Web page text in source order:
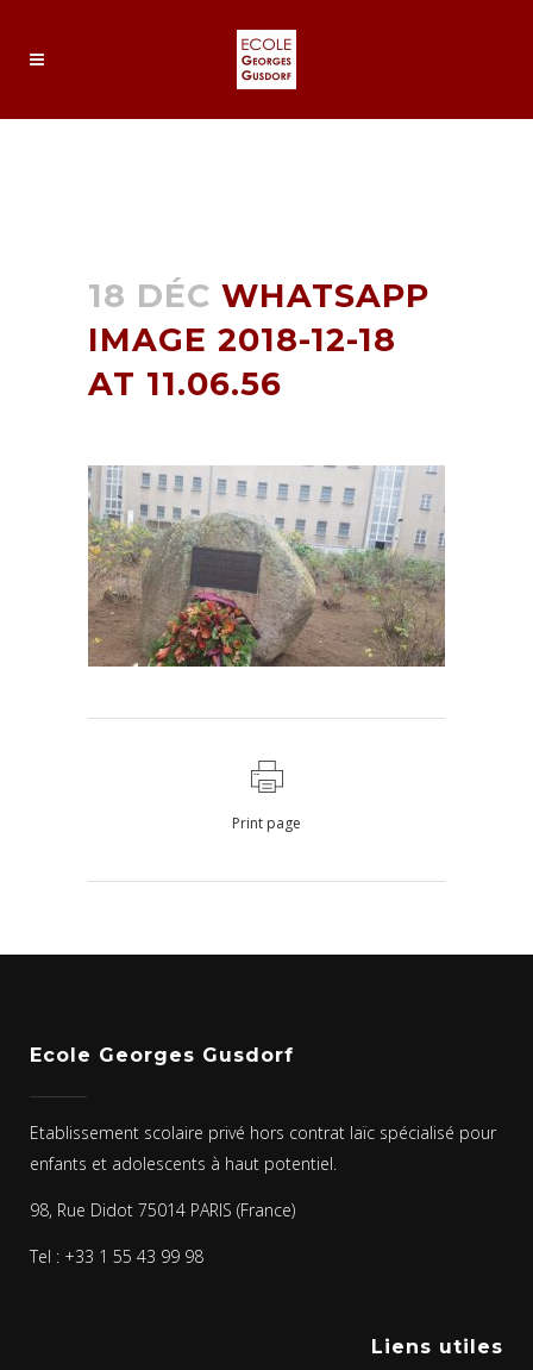
18 DÉC WHATSAPP
IMAGE 2018-12-18
AT 11.06.56
Print page
Ecole Georges Gusdorf
Etablissement scolaire privé hors contrat laïc spécialisé pour
enfants et adolescents à haut potentiel.
98, Rue Didot 75014 PARIS (France)
Tel : +33 1 55 43 99 98
Liens utiles